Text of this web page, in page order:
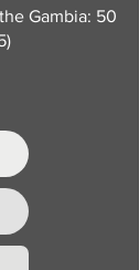
Gambia: 50